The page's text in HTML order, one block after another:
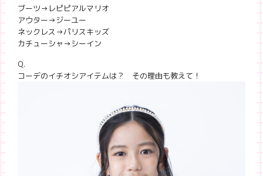
ブーツ→レピピアルマリオ
アウター→ジーユー
ネックレス→パリスキッズ
カチューシャ→シーイン
Q.
コーデのイチオシアイテムは？ その理由も教えて！